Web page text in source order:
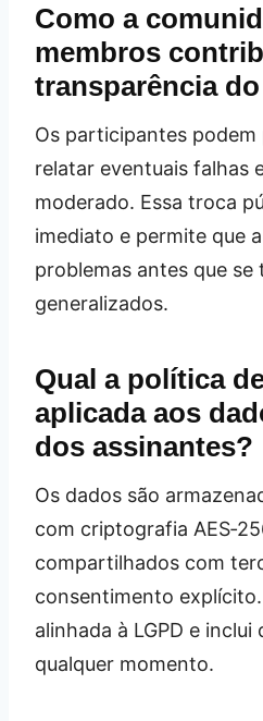
Como a
membros
transparência
Os participantes podem
relatar eventuais falhas
moderado. Essa troca
imediato e permite que
problemas antes que se
generalizados.
Qual a política
aplicada aos
dos assinantes?
Os dados são
com criptografia
compartilhados com
consentimento
alinhada à LGPD e
qualquer momento.